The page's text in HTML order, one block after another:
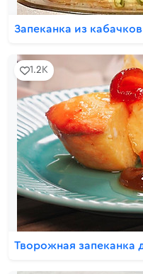
Запеканка из
1.2K
Творожная запеканка